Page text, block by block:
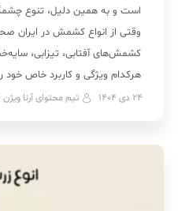
است و به همین دلیل، تنوع
وقتی از انواع کشمش در ایران
کشمش‌های آفتابی، تیزابی،
هرکدام ویژگی و کاربرد خاص
[…]
24 دی 1404 تیم محتوای آرنا ویژن